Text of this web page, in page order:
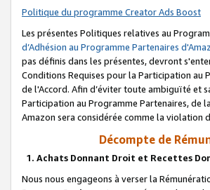
Politique du programme Creator Ads Boost
Les présentes Politiques relatives au
d’Adhésion au Programme Partenaires
pas définis dans les présentes, devront
Conditions Requises pour la Participation au
de l'Accord. Afin d’éviter toute ambiguïté et
Participation au Programme Partenaires, de
Amazon sera considérée comme la violation
Décompte de
1. Achats Donnant Droit et Recettes
Nous nous engageons à verser la